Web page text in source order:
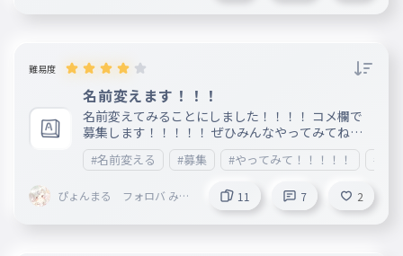
難易度
名前変えます！！！
名前変えてみることにしました！！！！ コメ欄で
募集します！！！！！ ぜひみんなやってみてね！
！！！！
#名前変える #募集 #やってみて！！！！！ #コ
ぴょんまる フォロバ みに
11 7 2